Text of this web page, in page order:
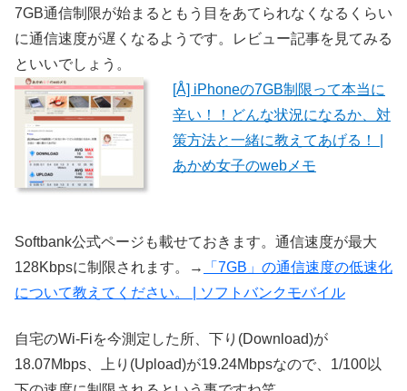
7GB通信制限が始まるともう目をあてられなくなるくらい
に通信速度が遅くなるようです。レビュー記事を見てみる
といいでしょう。
[Å] iPhoneの7GB制限って本当に
辛い！！どんな状況になるか、対
策方法と一緒に教えてあげる！ |
あかめ女子のwebメモ
Softbank公式ページも載せておきます。通信速度が最大
128Kbpsに制限されます。→
「7GB」の通信速度の低速化
について教えてください。 | ソフトバンクモバイル
自宅のWi-Fiを今測定した所、下り(Download)が
18.07Mbps、上り(Upload)が19.24Mbpsなので、1/100以